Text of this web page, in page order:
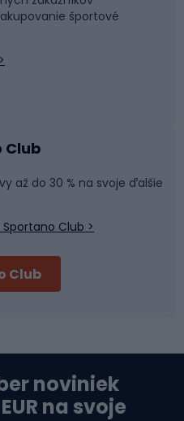
športové
Club
až do 30 % na svoje ďalšie
Club >
Club
noviniek
na svoje